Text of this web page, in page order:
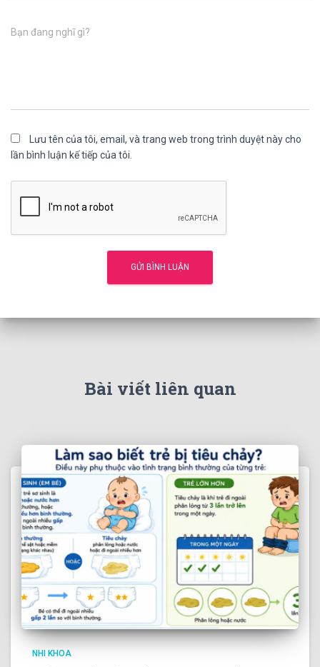
Bạn đang nghĩ gì?
Lưu tên của tôi, email, và trang web trong trình duyệt này cho
lần bình luận kế tiếp của tôi.
Bài viết liên quan
NHI KHOA